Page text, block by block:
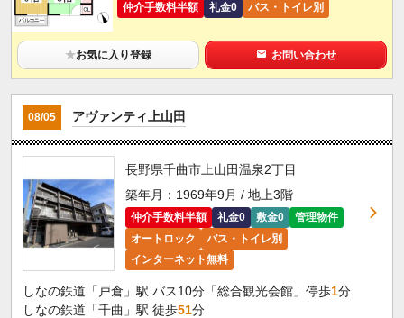
仲介手数料半額
礼金0 バス・トイレ別
★お気に入り登録 お問い合わせ
08/05 アヴァンティ上山田
長野県千曲市上山田温泉2丁目
築年月：1969年9月 / 地上3階
仲介手数料半額 礼金0 敷金0
管理物件
オートロック
バス・トイレ別
インターネット無料
しなの鉄道「戸倉」駅 バス10分「総合観光会館」停歩1分
しなの鉄道「千曲」駅 徒歩51分